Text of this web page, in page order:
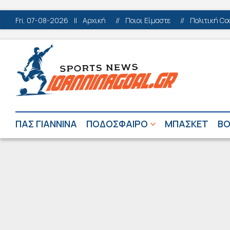
Fri, 07-08-2026 || Αρχική // Ποιοι Είμαστε // Πολιτική
ΠΑΣ ΓΙΑΝΝΙΝΑ ΠΟΔΟΣΦΑΙΡΟ ΜΠΑΣΚΕΤ